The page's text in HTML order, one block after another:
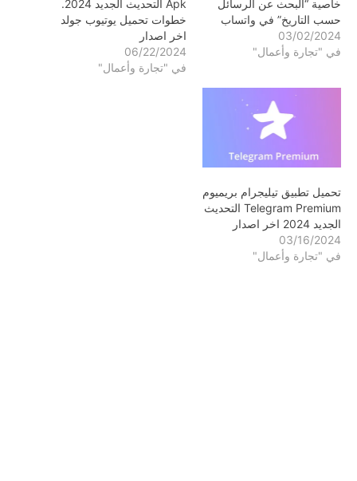
خاصية “البحث عن الرسائل
حسب التاريخ” في واتساب
03/02/2024
في "تجارة وأعمال"
Apk التحديث الجديد 2024.
خطوات تحميل يوتيوب جولد
اخر اصدار
06/22/2024
في "تجارة وأعمال"
تحميل تطبيق تيليجرام بريميوم
Telegram Premium التحديث
الجديد 2024 اخر اصدار
03/16/2024
في "تجارة وأعمال"